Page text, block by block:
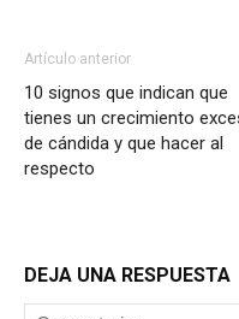
Artículo anterior
10 signos que indican que
tienes un crecimiento
de cándida y que hacer al
respecto
DEJA UNA RESPUESTA